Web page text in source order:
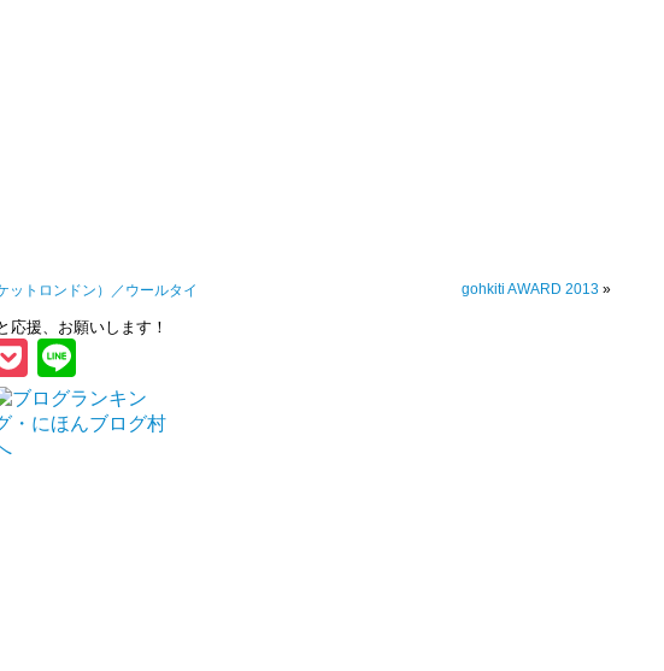
ットロンドン）／ウールタイ gohkiti AWARD 2013 »
応援、お願いします！
Pocket